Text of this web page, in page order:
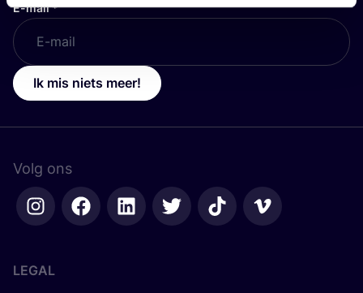
E-mail*
Ik mis niets meer!
Volg ons
LEGAL